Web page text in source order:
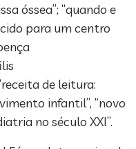
óssea”; “quando e
para um centro
de leitura:
infantil”, “novo
no século XXI”.